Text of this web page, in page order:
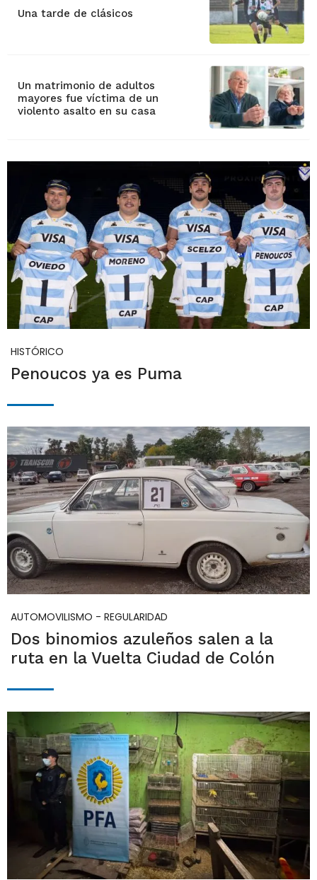
Una tarde de clásicos
Un matrimonio de adultos
mayores fue víctima de un
violento asalto en su casa
HISTÓRICO
Penoucos ya es Puma
AUTOMOVILISMO - REGULARIDAD
Dos binomios azuleños salen a la
ruta en la Vuelta Ciudad de Colón